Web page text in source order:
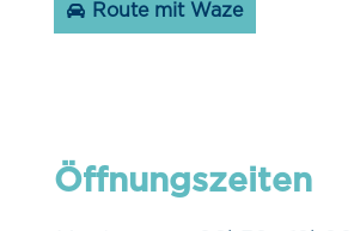
Route mit Waze
Öffnungszeiten